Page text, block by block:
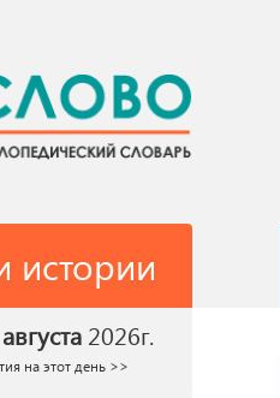
истории
2026г.
на этот день >>